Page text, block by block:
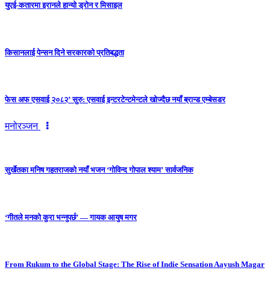
युएई-कतारमा इरानले हान्यो ड्रोन र मिसाइल
किसानलाई पेन्सन दिने सरकारको प्रतिबद्धता
फेस अफ एसवाई २०८२’ सुरु: एसवाई इन्टरटेन्टमेन्टले खोज्दैछ नयाँ ब्रान्ड एम्बेसडर
मनोरञ्जन
सुर्खेतका मनिष गहतराजको नयाँ भजन ‘गोविन्द गोपाल श्याम’ सार्वजनिक
‘गीतले मनको कुरा भन्नुपर्छ’ — गायक आयुष मगर
From Rukum to the Global Stage: The Rise of Indie Sensation Aayush Magar